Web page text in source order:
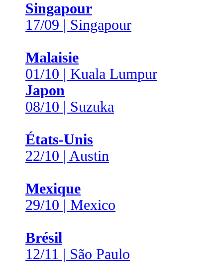
Singapour
17/09 | Singapour
Malaisie
01/10 | Kuala Lumpur
Japon
08/10 | Suzuka
États-Unis
22/10 | Austin
Mexique
29/10 | Mexico
Brésil
12/11 | São Paulo